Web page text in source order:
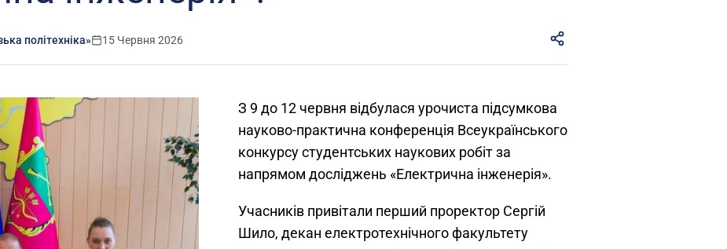
політехніка» 15 Червня 2026
З 9 до 12 червня відбулася урочиста підсумкова
науково-практична конференція Всеукраїнського
конкурсу студентських наукових робіт за
напрямом досліджень «Електрична інженерія».
Учасників привітали перший проректор Сергій
Шило, декан електротехнічного факультету